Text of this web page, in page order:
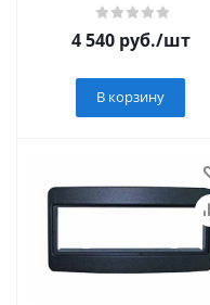
4 540руб./шт
В корзину